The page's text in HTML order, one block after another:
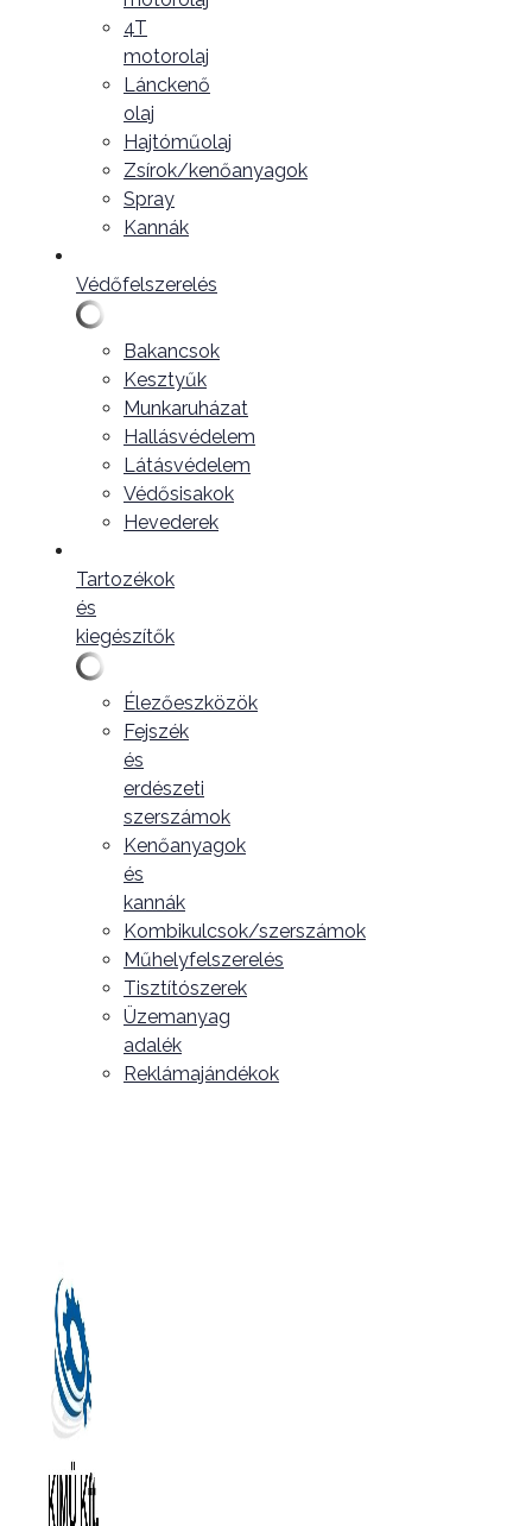
4T
motorolaj
Lánckenő
olaj
Hajtóműolaj
Zsírok/kenőanyagok
Spray
Kannák
Védőfelszerelés
Bakancsok
Kesztyűk
Munkaruházat
Hallásvédelem
Látásvédelem
Védősisakok
Hevederek
Tartozékok
és
kiegészítők
Élezőeszközök
Fejszék
és
erdészeti
szerszámok
Kenőanyagok
és
kannák
Kombikulcsok/szerszámok
Műhelyfelszerelés
Tisztítószerek
Üzemanyag
adalék
Reklámajándékok